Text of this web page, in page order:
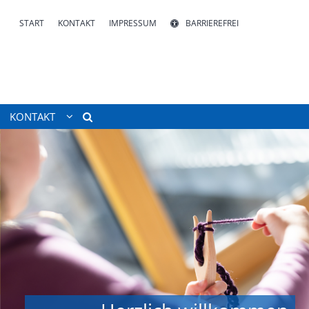
START KONTAKT IMPRESSUM BARRIEREFREI
KONTAKT